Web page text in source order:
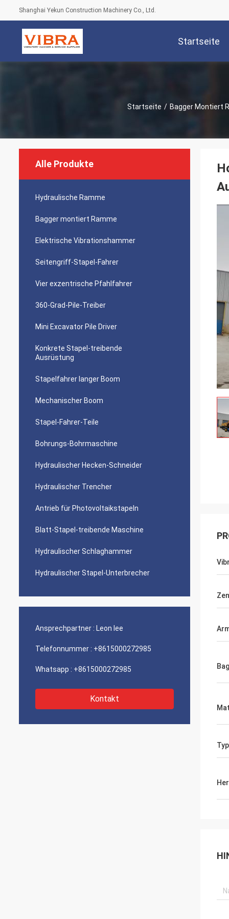
Shanghai Yekun Construction Machinery Co., Ltd.
Startseite
Startseite / Bagger Montiert
Alle Produkte
Hydraulische Ramme
Bagger montiert Ramme
Elektrische Vibrationshammer
Seitengriff-Stapel-Fahrer
Vier exzentrische Pfahlfahrer
360-Grad-Pile-Treiber
Mini Excavator Pile Driver
Konkrete Stapel-treibende
Ausrüstung
Stapelfahrer langer Boom
Mechanischer Boom
Stapel-Fahrer-Teile
Bohrungs-Bohrmaschine
Hydraulischer Hecken-Schneider
Hydraulischer Trencher
Antrieb für Photovoltaikstapeln
Blatt-Stapel-treibende Maschine
Hydraulischer Schlaghammer
Hydraulischer Stapel-Unterbrecher
Ansprechpartner : Leon lee
Telefonnummer : +8615000272985
Whatsapp : +8615000272985
Kontakt
Typ